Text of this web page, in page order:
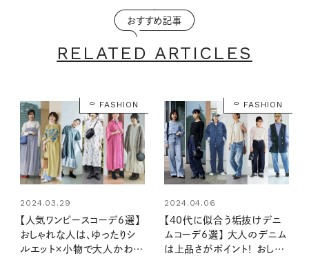
おすすめ記事
RELATED ARTICLES
FASHION
2024.03.29
【人気ワンピースコーデ6選】
おしゃれな人は、ゆったりシ
ルエット×小物で大人かわい
FASHION
2024.04.06
【40代に似合う垢抜けデニ
ムコーデ6選】 大人のデニム
は上品さがポイント！ おしゃ